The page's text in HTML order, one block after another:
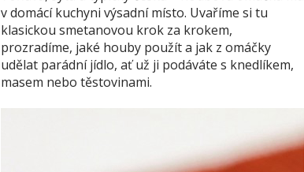
v domácí kuchyni výsadní místo. Uvaříme si tu
klasickou smetanovou krok za krokem,
prozradíme, jaké houby použít a jak z omáčky
udělat parádní jídlo, ať už ji podáváte s knedlíkem,
masem nebo těstovinami.